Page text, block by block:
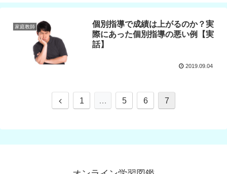
家庭教師
個別指導で成績は上がるのか？実
際にあった個別指導の悪い例【実
話】
2019.09.04
1 … 5 6 7